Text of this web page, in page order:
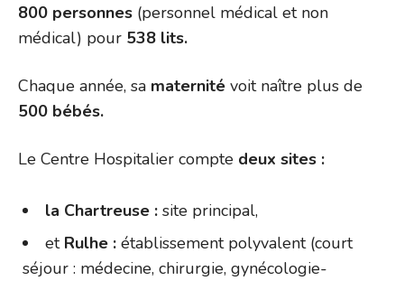
800 personnes (personnel médical et non
médical) pour 538 lits.
Chaque année, sa maternité voit naître plus de
500 bébés.
Le Centre Hospitalier compte deux sites :
la Chartreuse : site principal,
et Rulhe : établissement polyvalent (court
séjour : médecine, chirurgie, gynécologie-